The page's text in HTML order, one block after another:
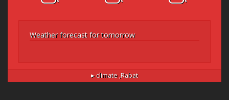
Weather forecast for tomorrow
Rabat,